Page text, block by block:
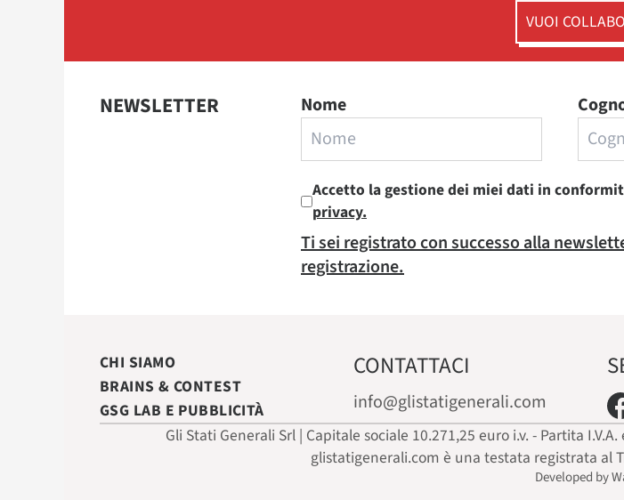
VUOI
NEWSLETTER Nome
Accetto la gestione dei miei dati in
privacy.
Ti sei registrato con successo alla
registrazione.
CHI SIAMO
BRAINS & CONTEST
GSG LAB E PUBBLICITÀ
CONTATTACI
info@glistatigenerali.com
Gli Stati Generali Srl | Capitale sociale 10.271,25 euro i.v. - Partita
glistatigenerali.com è una testata registrata al
Developed by